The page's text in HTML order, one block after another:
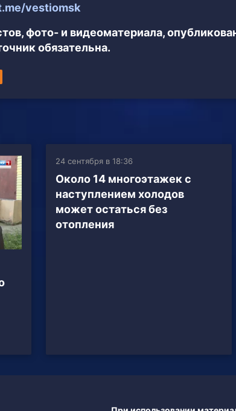
vestiomsk
фото- и видеоматериала,
обязательна.
24 сентября в 18:36
Около 14 многоэтажек с
наступлением холодов
может остаться без
отопления